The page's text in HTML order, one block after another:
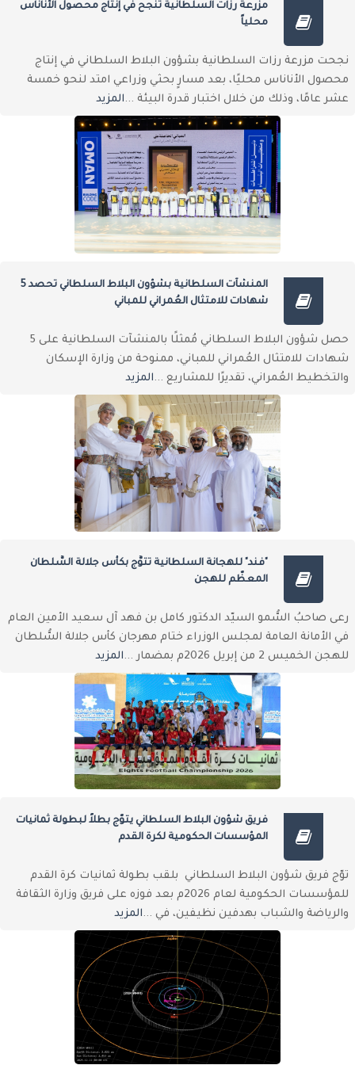
مزرعة رزات السلطانية تنجح في إنتاج محصول الأناناس
محلياً
نجحت مزرعة رزات السلطانية بشؤون البلاط السلطاني في إنتاج
محصول الأناناس محليًا، بعد مسارٍ بحثي وزراعي امتد لنحو خمسة
عشر عامًا، وذلك من خلال اختبار قدرة البيئة ... المزيد
المنشآت السلطانية بشؤون البلاط السلطاني تحصد 5
شهادات للامتثال العُمراني للمباني
حصل شؤون البلاط السلطاني مُمثلًا بالمنشآت السلطانية على 5
شهادات للامتثال العُمراني للمباني، ممنوحة من وزارة الإسكان
والتخطيط العُمراني، تقديرًا للمشاريع ... المزيد
"فند" للهجانة السلطانية تتوَّج بكأس جلالة السُّلطان
المعظّم للهجن
رعى صاحبُ السُّمو السيّد الدكتور كامل بن فهد آل سعيد الأمين العام
في الأمانة العامة لمجلس الوزراء ختام مهرجان كأس جلالة السُّلطان
للهجن الخميس 2 من إبريل 2026م بمضمار ...
المزيد
فريق شؤون البلاط السلطاني يتوّج بطلاً لبطولة ثمانيات
المؤسسات الحكومية لكرة القدم
توّج فريق شؤون البلاط السلطاني بلقب بطولة ثمانيات كرة القدم
للمؤسسات الحكومية لعام 2026م بعد فوزه على فريق وزارة الثقافة
والرياضة والشباب بهدفين نظيفين، في ... المزيد